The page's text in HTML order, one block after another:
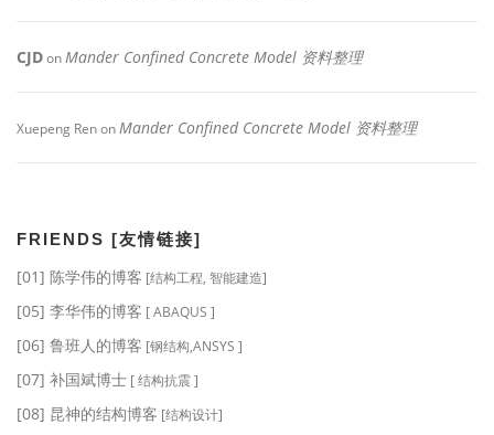
CJDon Mander Confined Concrete Model 资料整理
Xuepeng Renon Mander Confined Concrete Model 资料整理
FRIENDS [友情链接]
[01] 陈学伟的博客 [结构工程, 智能建造]
[05] 李华伟的博客 [ ABAQUS ]
[06] 鲁班人的博客 [钢结构,ANSYS ]
[07] 补国斌博士 [ 结构抗震 ]
[08] 昆神的结构博客 [结构设计]